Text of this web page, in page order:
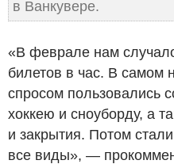
в Ванкувере.
«В феврале нам
билетов в час. В самом
спросом пользовались
хоккею и сноуборду, а
и закрытия. Потом
все виды», —